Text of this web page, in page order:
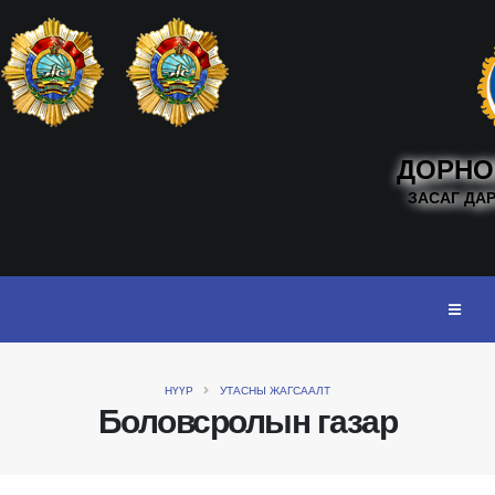
ЗАСАГ
Боловсролын газар
НҮҮР УТАСНЫ ЖАГСААЛТ